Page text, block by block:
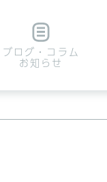
ブログ・コラム
お知らせ